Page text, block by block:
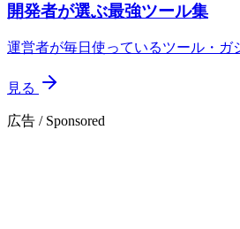
開発者が選ぶ最強ツール集
運営者が毎日使っているツール・ガ
見る
広告 / Sponsored